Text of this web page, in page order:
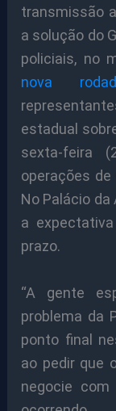
transmissão
a solução do
policiais, no
nova
estadual
sexta-feira
operações de
No Palácio da
a
prazo.
“A gente
problema da
ponto final
ao pedir que
negocie